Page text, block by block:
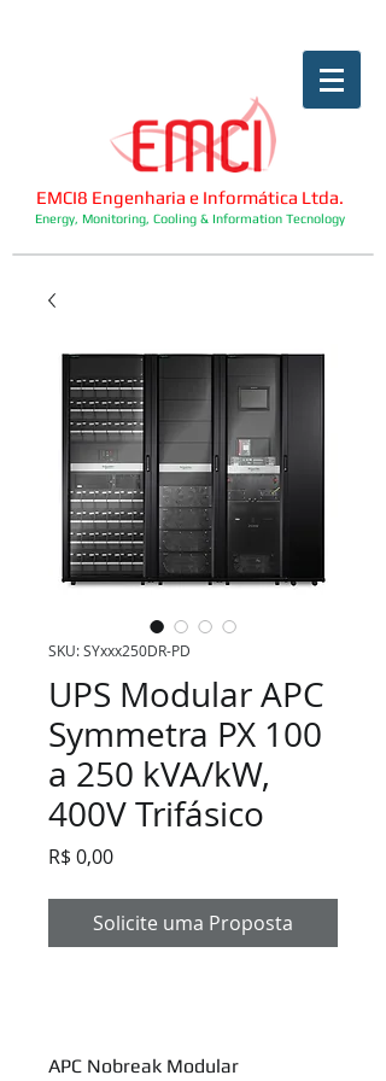
EMCI8 Engenharia e Informática Ltda.
Energy, Monitoring, Cooling & Information Tecnology
SKU: SYxxx250DR-PD
UPS Modular APC
Symmetra PX 100
a 250 kVA/kW,
400V Trifásico
R$ 0,00Preço
Solicite uma Proposta
APC Nobreak Modular